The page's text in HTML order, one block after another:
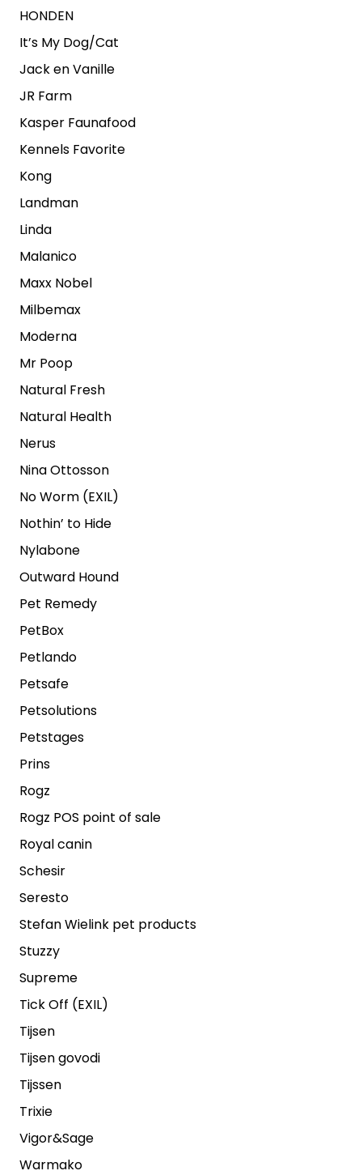
HONDEN
It’s My Dog/Cat
Jack en Vanille
JR Farm
Kasper Faunafood
Kennels Favorite
Kong
Landman
Linda
Malanico
Maxx Nobel
Milbemax
Moderna
Mr Poop
Natural Fresh
Natural Health
Nerus
Nina Ottosson
No Worm (EXIL)
Nothin’ to Hide
Nylabone
Outward Hound
Pet Remedy
PetBox
Petlando
Petsafe
Petsolutions
Petstages
Prins
Rogz
Rogz POS point of sale
Royal canin
Schesir
Seresto
Stefan Wielink pet products
Stuzzy
Supreme
Tick Off (EXIL)
Tijsen
Tijsen govodi
Tijssen
Trixie
Vigor&Sage
Warmako